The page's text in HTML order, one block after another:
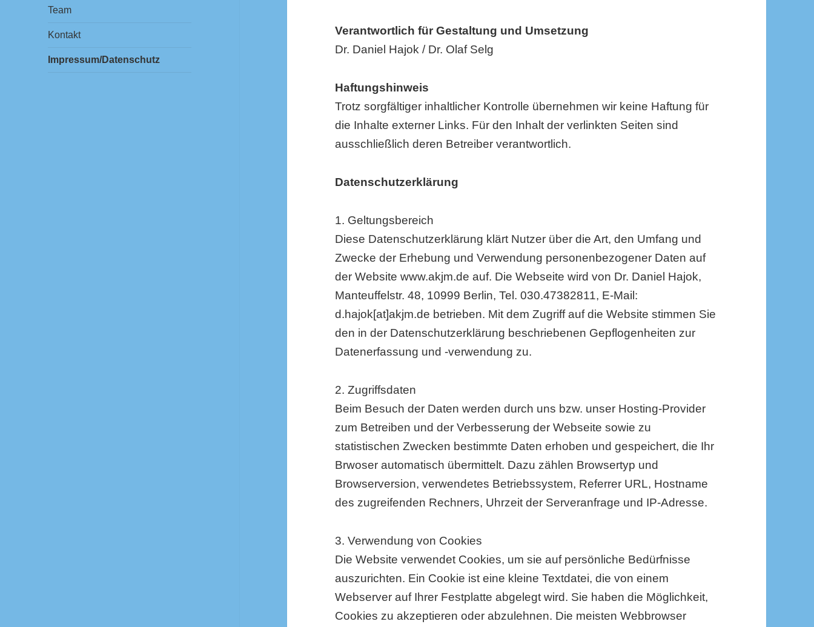
Team
Kontakt
Impressum/Datenschutz
Verantwortlich für Gestaltung und Umsetzung
Dr. Daniel Hajok / Dr. Olaf Selg
Haftungshinweis
Trotz sorgfältiger inhaltlicher Kontrolle übernehmen wir keine Haftung für
die Inhalte externer Links. Für den Inhalt der verlinkten Seiten sind
ausschließlich deren Betreiber verantwortlich.
Datenschutzerklärung
1. Geltungsbereich
Diese Datenschutzerklärung klärt Nutzer über die Art, den Umfang und
Zwecke der Erhebung und Verwendung personenbezogener Daten auf
der Website www.akjm.de auf. Die Webseite wird von Dr. Daniel Hajok,
Manteuffelstr. 48, 10999 Berlin, Tel. 030.47382811, E-Mail:
d.hajok[at]akjm.de betrieben. Mit dem Zugriff auf die Website stimmen Sie
den in der Datenschutzerklärung beschriebenen Gepflogenheiten zur
Datenerfassung und -verwendung zu.
2. Zugriffsdaten
Beim Besuch der Daten werden durch uns bzw. unser Hosting-Provider
zum Betreiben und der Verbesserung der Webseite sowie zu
statistischen Zwecken bestimmte Daten erhoben und gespeichert, die Ihr
Brwoser automatisch übermittelt. Dazu zählen Browsertyp und
Browserversion, verwendetes Betriebssystem, Referrer URL, Hostname
des zugreifenden Rechners, Uhrzeit der Serveranfrage und IP-Adresse.
3. Verwendung von Cookies
Die Website verwendet Cookies, um sie auf persönliche Bedürfnisse
auszurichten. Ein Cookie ist eine kleine Textdatei, die von einem
Webserver auf Ihrer Festplatte abgelegt wird. Sie haben die Möglichkeit,
Cookies zu akzeptieren oder abzulehnen. Die meisten Webbrowser